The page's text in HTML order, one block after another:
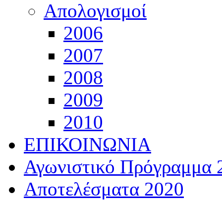
Απολογισμοί
2006
2007
2008
2009
2010
ΕΠΙΚΟΙΝΩΝΙΑ
Αγωνιστικό Πρόγραμμα
Αποτελέσματα 2020